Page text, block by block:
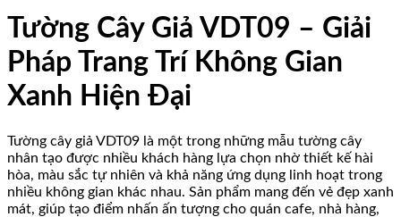
Tường Cây Giả VDT09 – Giải
Pháp Trang Trí Không Gian
Xanh Hiện Đại
Tường cây giả VDT09 là một trong những mẫu tường cây
nhân tạo được nhiều khách hàng lựa chọn nhờ thiết kế hài
hòa, màu sắc tự nhiên và khả năng ứng dụng linh hoạt trong
nhiều không gian khác nhau. Sản phẩm mang đến vẻ đẹp xanh
mát, giúp tạo điểm nhấn ấn tượng cho quán cafe, nhà hàng,